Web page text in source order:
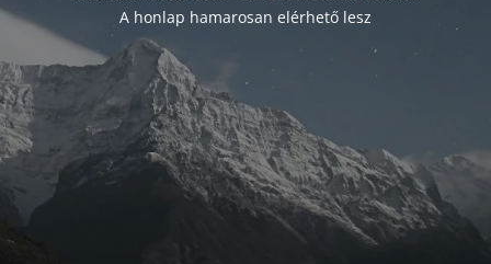
A honlap hamarosan elérhető lesz